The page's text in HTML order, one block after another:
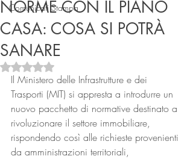
Connect
Comunicati Stampa
NORME CON IL PIANO
CASA: COSA SI POTRÀ
SANARE
Valutazione NaN stelle su 5.
Il Ministero delle Infrastrutture e dei
Trasporti (MIT) si appresta a introdurre un
nuovo pacchetto di normative destinato a
rivoluzionare il settore immobiliare,
rispondendo così alle richieste provenienti
da amministrazioni territoriali,